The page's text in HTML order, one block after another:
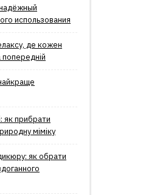
использования
де кожен
як прибрати
міміку
як обрати